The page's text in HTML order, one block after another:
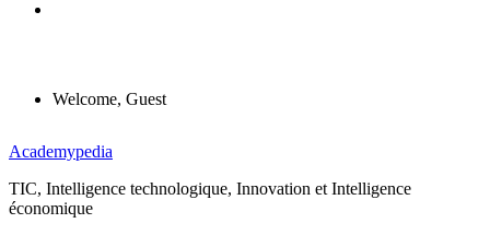
Welcome, Guest
Menu
Academypedia
TIC, Intelligence technologique, Innovation et Intelligence
économique